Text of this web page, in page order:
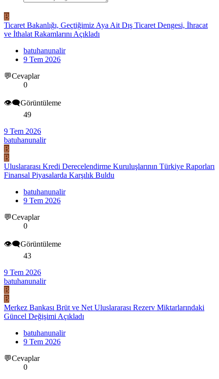
B
Ticaret Bakanlığı, Geçtiğimiz Aya Ait Dış Ticaret Dengesi, İhracat
ve İthalat Rakamlarını Açıkladı
batuhanunalir
9 Tem 2026
💬Cevaplar
0
👁️‍🗨️Görüntüleme
49
9 Tem 2026
batuhanunalir
B
B
Uluslararası Kredi Derecelendirme Kuruluşlarının Türkiye Raporları
Finansal Piyasalarda Karşılık Buldu
batuhanunalir
9 Tem 2026
💬Cevaplar
0
👁️‍🗨️Görüntüleme
43
9 Tem 2026
batuhanunalir
B
B
Merkez Bankası Brüt ve Net Uluslararası Rezerv Miktarlarındaki
Güncel Değişimi Açıkladı
batuhanunalir
9 Tem 2026
💬Cevaplar
0